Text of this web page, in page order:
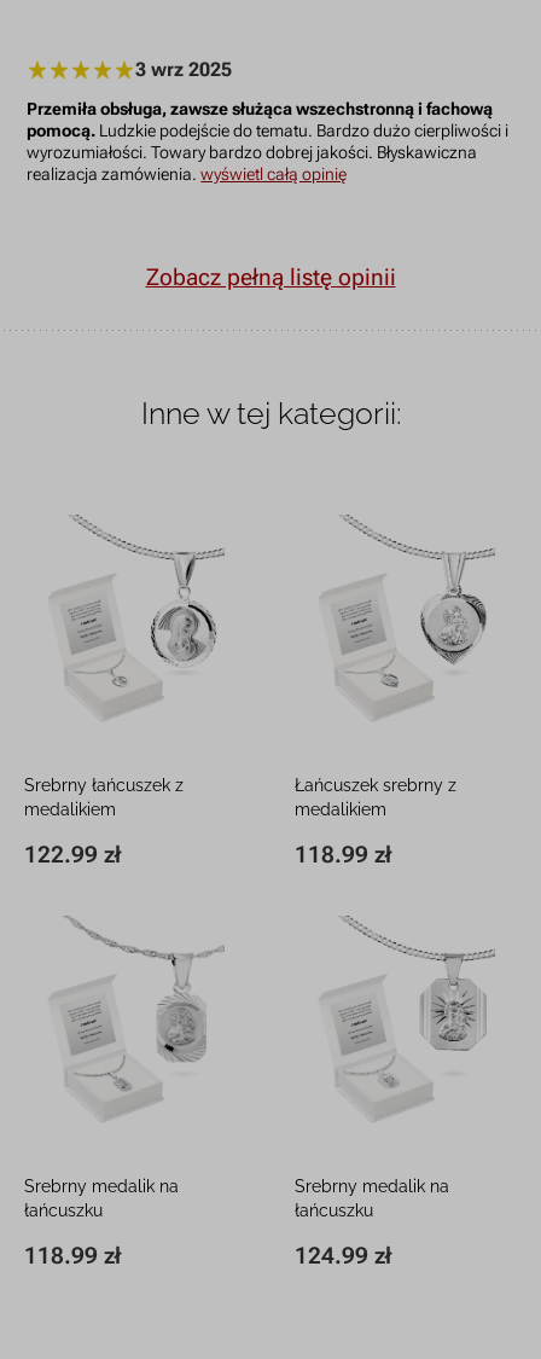
3 wrz 2025
Przemiła obsługa, zawsze służąca wszechstronną i fachową
pomocą. Ludzkie podejście do tematu. Bardzo dużo cierpliwości i
wyrozumiałości. Towary bardzo dobrej jakości. Błyskawiczna
realizacja zamówienia.wyświetl całą opinię
Zobacz pełną listę opinii
Inne w tej kategorii:
Srebrny łańcuszek z
medalikiem
122.99 zł
20 x 12 mm
Łańcuszek srebrny z
medalikiem
118.99 zł
20 x 10 mm
Srebrny medalik na
łańcuszku
118.99 zł
20 x 8,5 mm
Srebrny medalik na
łańcuszku
124.99 zł
19,5 x 13 mm